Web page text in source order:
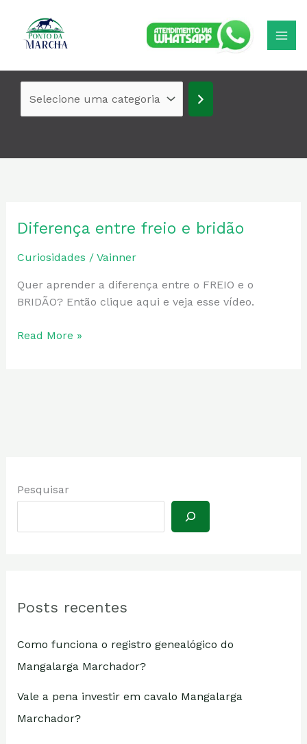
uma
categoria
Diferença entre freio e bridão
Curiosidades / Vainner
Quer aprender a diferença entre o FREIO e o
BRIDÃO? Então clique aqui e veja esse vídeo.
Diferença
freio
bridão
Read More »
Pesquisar
Posts recentes
Como funciona o registro genealógico do
Mangalarga Marchador?
Vale a pena investir em cavalo Mangalarga
Marchador?